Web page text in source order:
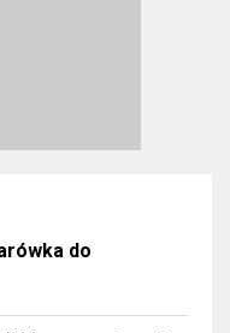
do